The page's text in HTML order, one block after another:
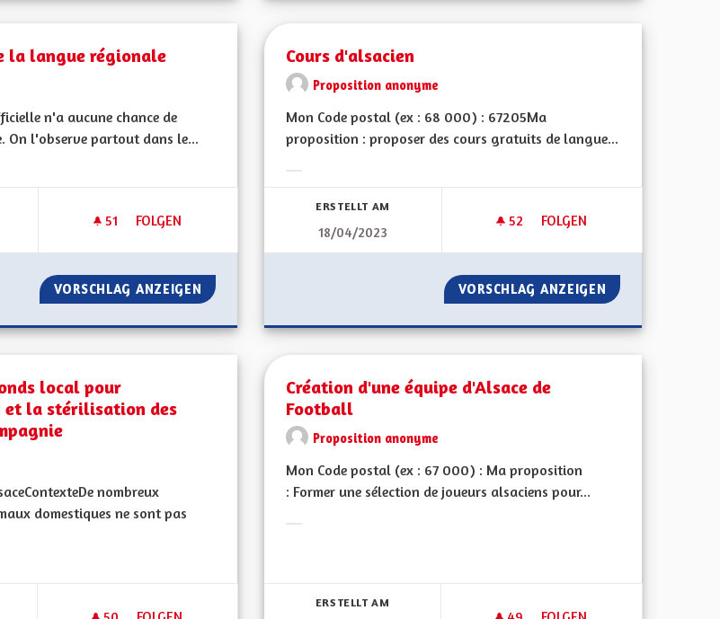
la langue régionale
n'a aucune chance de
On l'observe partout dans le...
51 51 FOLLOWER
FOLGEN
COOFFICIALITÉ DE LA LANGUE RÉGIONALE
VORSCHLAG ANZEIGEN COOFFICIALITÉ DE LA LANGUE RÉGIONALE
Cours d'alsacien
Proposition anonyme
Mon Code postal (ex : 68 000) : 67205Ma
proposition : proposer des cours gratuits de langue...
ERSTELLT AM
18/04/2023
52 52 FOLLOWER
FOLGEN
COURS D'ALSACIEN
VORSCHLAG ANZEIGEN COURS
local pour
la stérilisation des
nombreux
domestiques ne sont pas
Création d'une équipe d'Alsace de
Football
Proposition anonyme
Mon Code postal (ex : 67 000) : Ma proposition
: Former une sélection de joueurs alsaciens pour...
ERSTELLT AM